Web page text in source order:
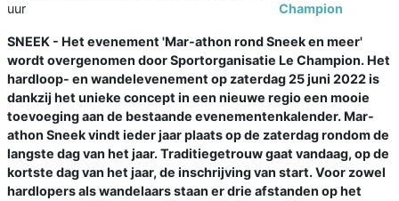
uur
Champion
SNEEK - Het evenement 'Mar-athon rond Sneek en meer'
wordt overgenomen door Sportorganisatie Le Champion. Het
hardloop- en wandelevenement op zaterdag 25 juni 2022 is
dankzij het unieke concept in een nieuwe regio een mooie
toevoeging aan de bestaande evenementenkalender. Mar-
athon Sneek vindt ieder jaar plaats op de zaterdag rondom de
langste dag van het jaar. Traditiegetrouw gaat vandaag, op de
kortste dag van het jaar, de inschrijving van start. Voor zowel
hardlopers als wandelaars staan er drie afstanden op het